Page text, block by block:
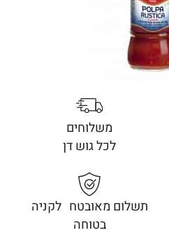
משלוחים
לכל גוש דן
תשלום מאובטח לקניה
בטוחה